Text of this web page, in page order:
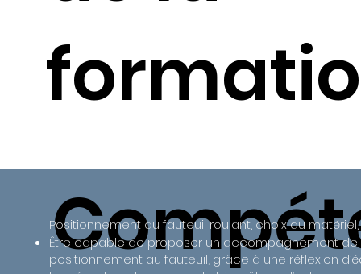
Positionnement au fauteuil roulant, choix du
Être capable de proposer un accompagnement
positionnement au fauteuil, grâce à une réflexion